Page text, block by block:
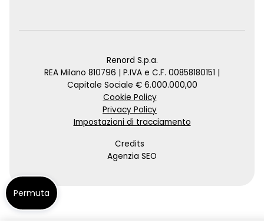
Renord S.p.a.
REA Milano 810796 | P.IVA e C.F. 00858180151 |
Capitale Sociale € 6.000.000,00
Cookie Policy
Privacy Policy
Impostazioni di tracciamento
Credits
Agenzia SEO
Permuta